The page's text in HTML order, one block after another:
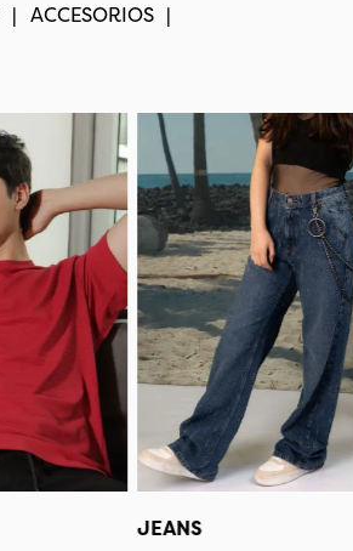
| ACCESORIOS |
JEANS